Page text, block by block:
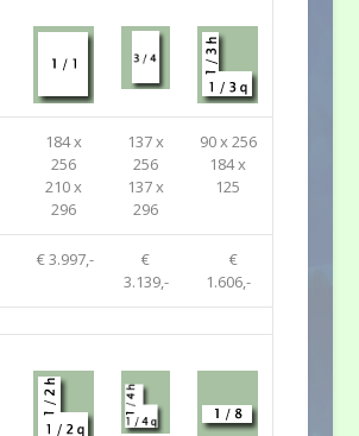
184 x
256
210 x
296
137 x
256
137 x
296
90 x 256
184 x
125
€ 3.997,-
€
3.139,-
€
1.606,-